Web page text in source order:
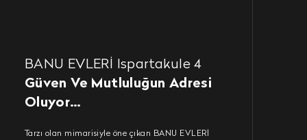
BANU EVLERİ Ispartakule 4
Güven Ve Mutluluğun Adresi
Oluyor…
Tarzı olan mimarisiyle öne çıkan BANU EVLERİ